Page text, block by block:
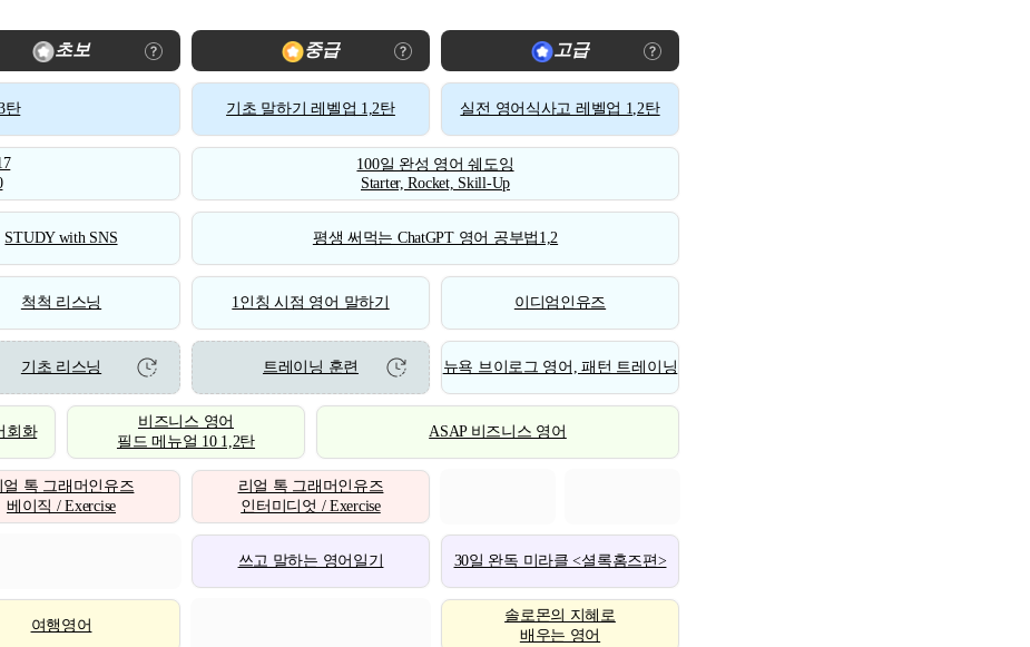
초보 중급 고급
탄 기초 말하기 레벨업 1,2탄 실전 영어식사고 레벨업 1,2탄
100일 완성 영어 쉐도잉
Starter, Rocket, Skill-Up
STUDY with SNS 평생 써먹는 ChatGPT 영어 공부법1,2
척척 리스닝 1인칭 시점 영어 말하기 이디엄인유즈
기초 리스닝 트레이닝 훈련 뉴욕 브이로그 영어, 패턴 트레이닝
회화
비즈니스 영어
필드 메뉴얼 10 1,2탄
ASAP 비즈니스 영어
얼 톡 그래머인유즈
베이직 / Exercise
리얼 톡 그래머인유즈
인터미디엇 / Exercise
쓰고 말하는 영어일기 30일 완독 미라클 <셜록홈즈편>
여행영어
솔로몬의 지혜로
배우는 영어